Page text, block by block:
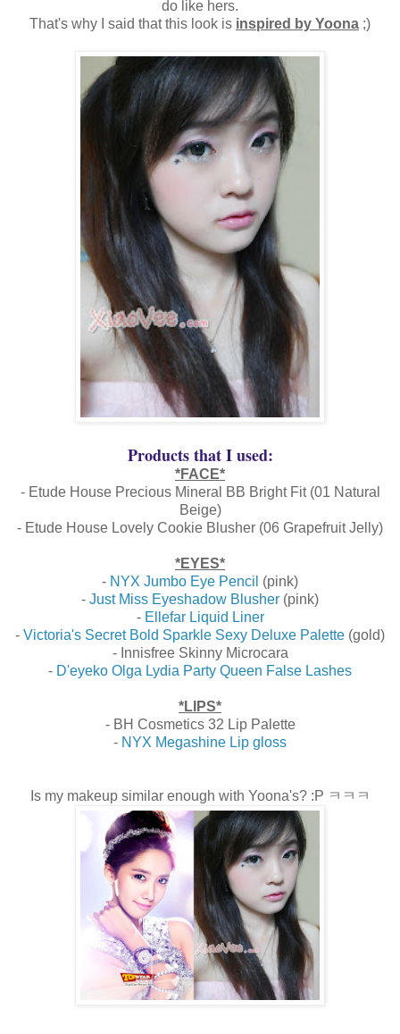
do like hers.
That's why I said that this look is inspired by Yoona ;)
Products that I used:
*FACE*
- Etude House Precious Mineral BB Bright Fit (01 Natural
Beige)
- Etude House Lovely Cookie Blusher (06 Grapefruit Jelly)
*EYES*
- NYX Jumbo Eye Pencil (pink)
- Just Miss Eyeshadow Blusher (pink)
- Ellefar Liquid Liner
- Victoria's Secret Bold Sparkle Sexy Deluxe Palette (gold)
- Innisfree Skinny Microcara
- D'eyeko Olga Lydia Party Queen False Lashes
*LIPS*
- BH Cosmetics 32 Lip Palette
- NYX Megashine Lip gloss
Is my makeup similar enough with Yoona's? :P ㅋㅋㅋ